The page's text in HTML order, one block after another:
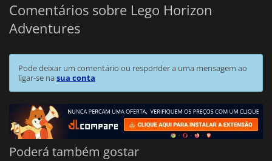
Comentários sobre Lego Horizon
Adventures
Pode deixar um comentário ou responder a uma mensagem ao
ligar-se nasua conta
Poderá também gostar